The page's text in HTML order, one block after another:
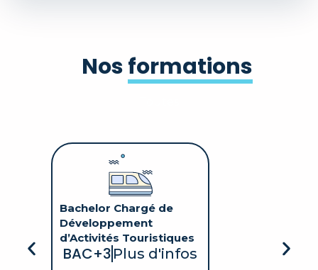
Nosformations
Bachelor Chargé de
Développement
d’Activités Touristiques
BAC+3 Plus d'infos